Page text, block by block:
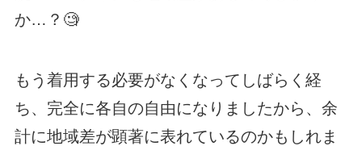
か…？🧐
もう着用する必要がなくなってしばらく経
ち、完全に各自の自由になりましたから、余
計に地域差が顕著に表れているのかもしれま